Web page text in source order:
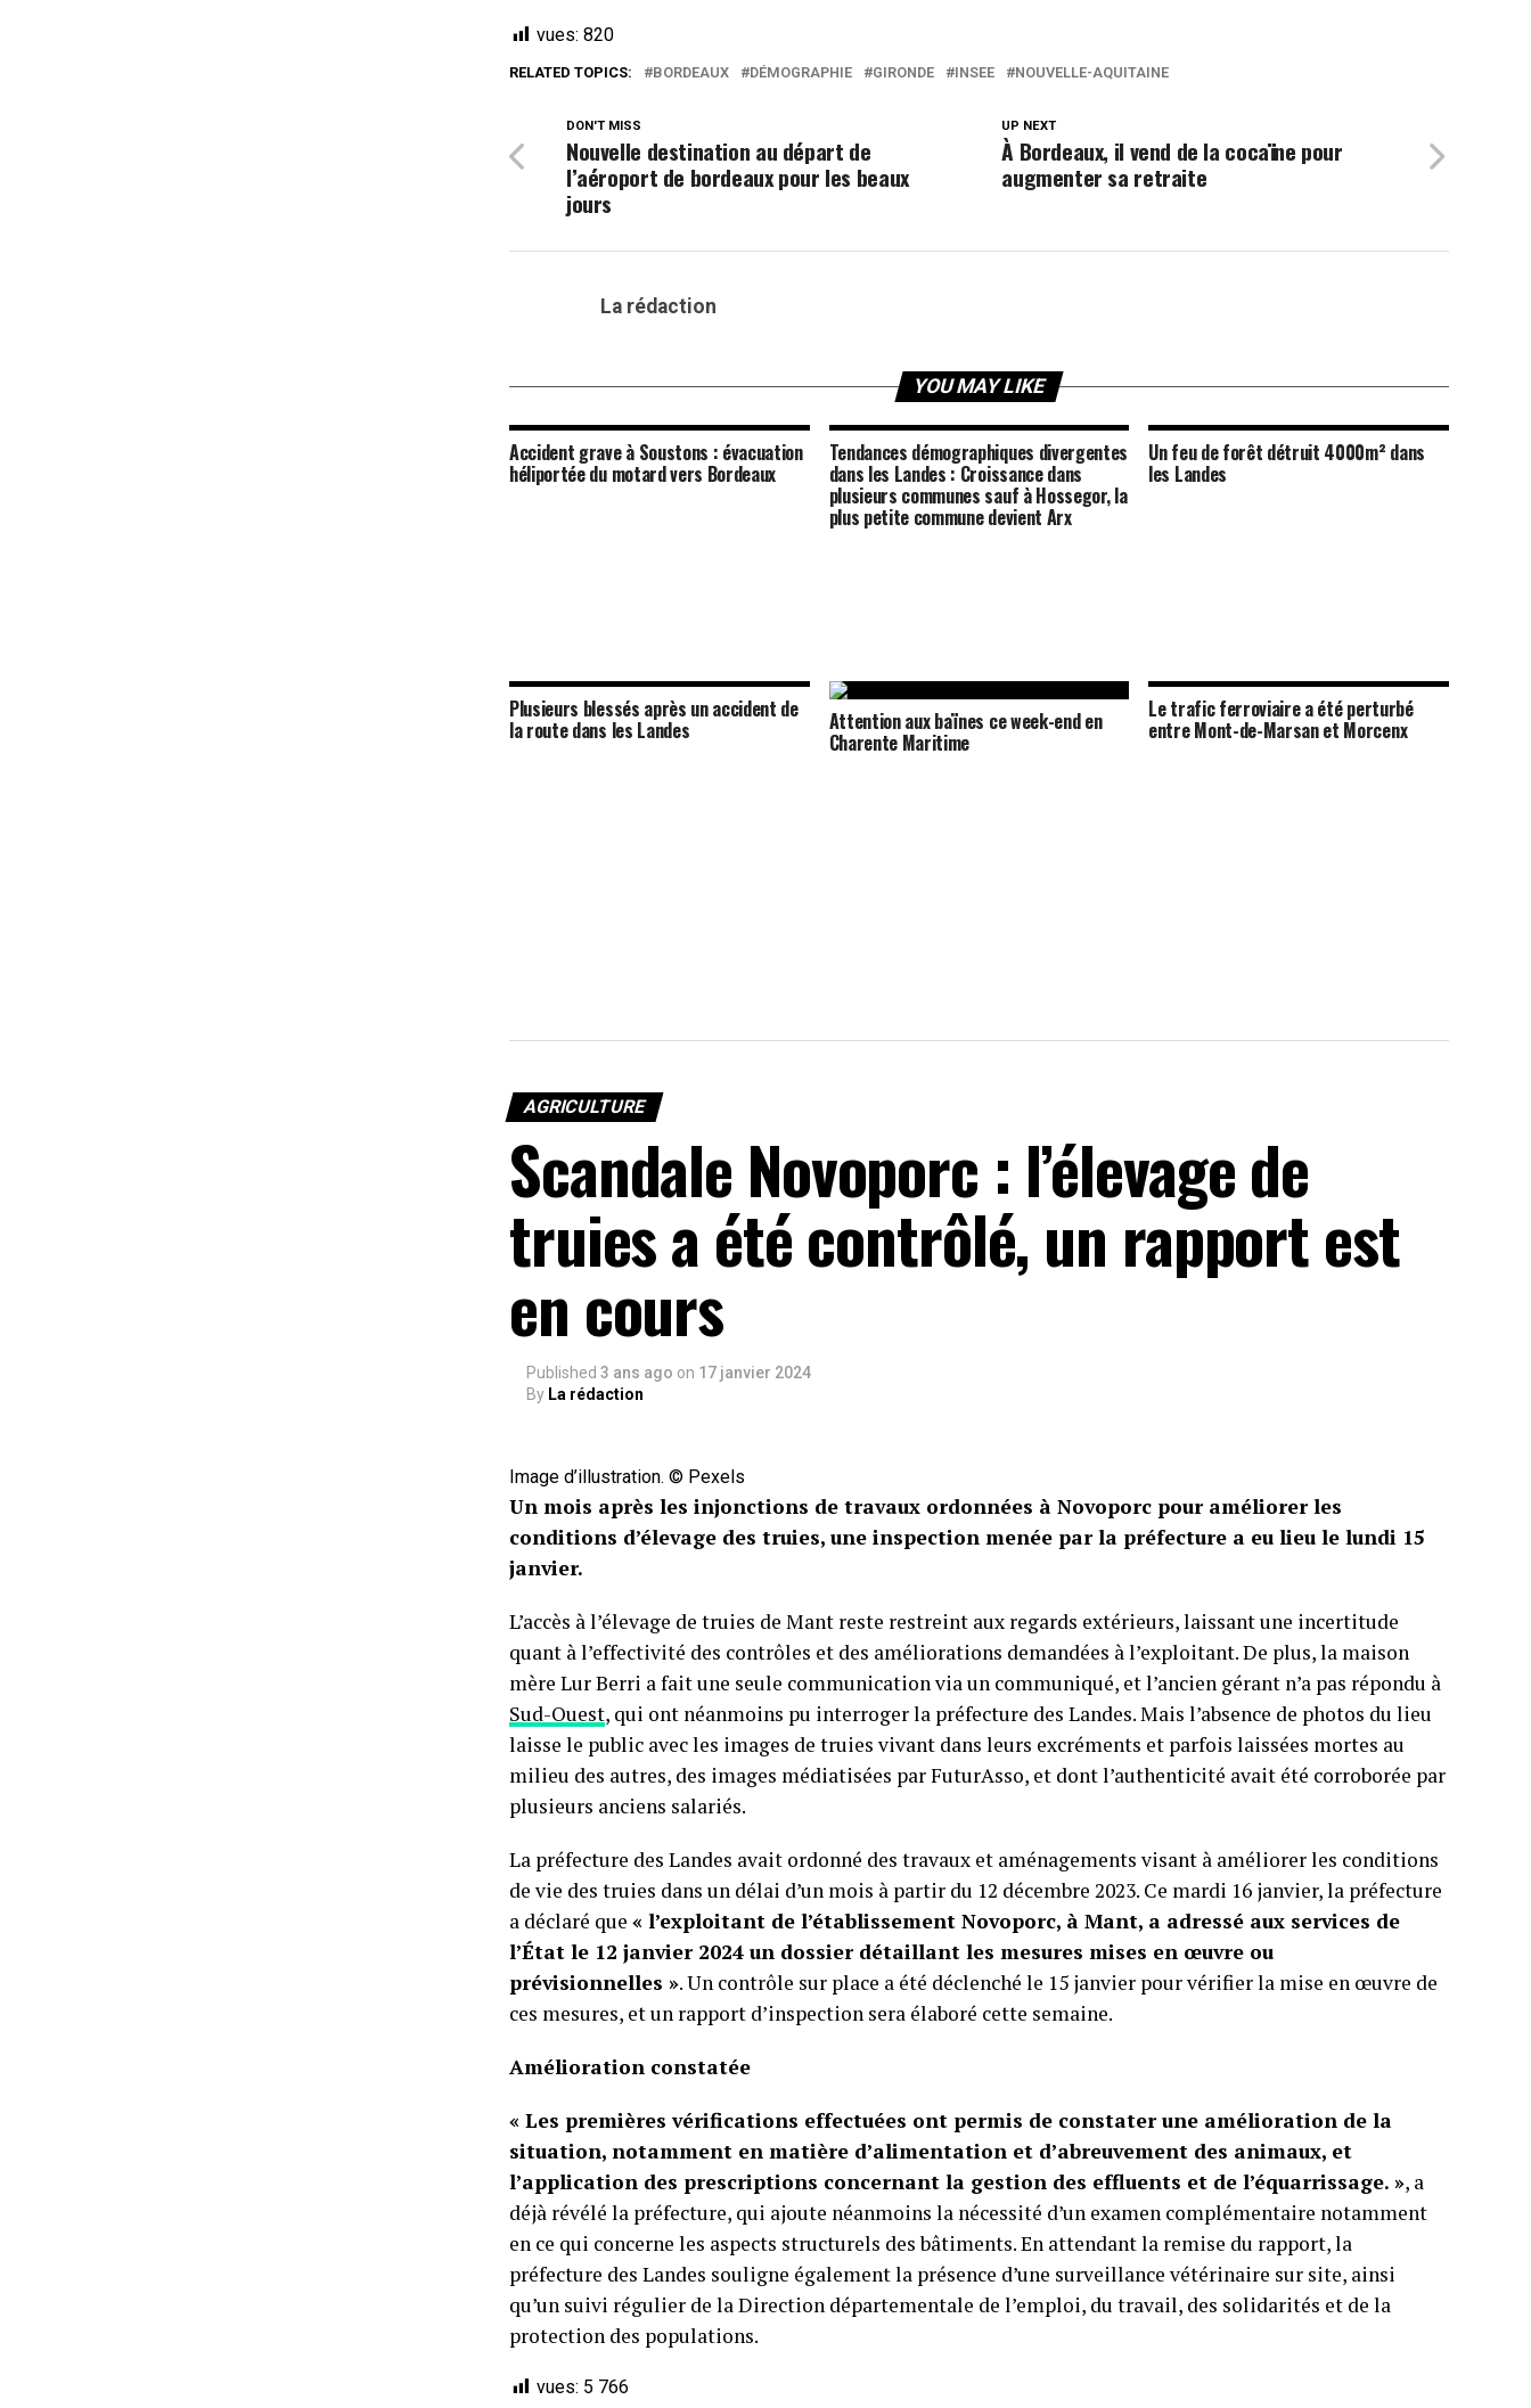
vues: 820
RELATED TOPICS: BORDEAUX DÉMOGRAPHIE GIRONDE INSEE NOUVELLE-AQUITAINE
UP NEXT
À Bordeaux, il vend de la cocaïne pour
augmenter sa retraite
DON'T MISS
Nouvelle destination au départ de
l’aéroport de bordeaux pour les beaux
jours
La rédaction
YOU MAY LIKE
Accident grave à Soustons : évacuation
héliportée du motard vers Bordeaux
Tendances démographiques divergentes
dans les Landes : Croissance dans
plusieurs communes sauf à Hossegor, la
plus petite commune devient Arx
Un feu de forêt détruit 4000m² dans
les Landes
Plusieurs blessés après un accident de
la route dans les Landes Attention aux baïnes ce week-end en
Charente Maritime
Le trafic ferroviaire a été perturbé
entre Mont-de-Marsan et Morcenx
AGRICULTURE
Scandale Novoporc : l’élevage de
truies a été contrôlé, un rapport est
en cours
Published 3 ans ago on 17 janvier 2024
By La rédaction
Image d’illustration. © Pexels
Un mois après les injonctions de travaux ordonnées à Novoporc pour améliorer les
conditions d’élevage des truies, une inspection menée par la préfecture a eu lieu le lundi 15
janvier.
L’accès à l’élevage de truies de Mant reste restreint aux regards extérieurs, laissant une incertitude
quant à l’effectivité des contrôles et des améliorations demandées à l’exploitant. De plus, la maison
mère Lur Berri a fait une seule communication via un communiqué, et l’ancien gérant n’a pas répondu à
Sud-Ouest, qui ont néanmoins pu interroger la préfecture des Landes. Mais l’absence de photos du lieu
laisse le public avec les images de truies vivant dans leurs excréments et parfois laissées mortes au
milieu des autres, des images médiatisées par FuturAsso, et dont l’authenticité avait été corroborée par
plusieurs anciens salariés.
La préfecture des Landes avait ordonné des travaux et aménagements visant à améliorer les conditions
de vie des truies dans un délai d’un mois à partir du 12 décembre 2023. Ce mardi 16 janvier, la préfecture
a déclaré que « l’exploitant de l’établissement Novoporc, à Mant, a adressé aux services de
l’État le 12 janvier 2024 un dossier détaillant les mesures mises en œuvre ou
prévisionnelles ». Un contrôle sur place a été déclenché le 15 janvier pour vérifier la mise en œuvre de
ces mesures, et un rapport d’inspection sera élaboré cette semaine.
Amélioration constatée
« Les premières vérifications effectuées ont permis de constater une amélioration de la
situation, notamment en matière d’alimentation et d’abreuvement des animaux, et
l’application des prescriptions concernant la gestion des effluents et de l’équarrissage. », a
déjà révélé la préfecture, qui ajoute néanmoins la nécessité d’un examen complémentaire notamment
en ce qui concerne les aspects structurels des bâtiments. En attendant la remise du rapport, la
préfecture des Landes souligne également la présence d’une surveillance vétérinaire sur site, ainsi
qu’un suivi régulier de la Direction départementale de l’emploi, du travail, des solidarités et de la
protection des populations.
vues: 5 766